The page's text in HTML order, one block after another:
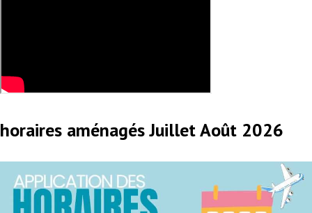
horaires aménagés Juillet Août 2026